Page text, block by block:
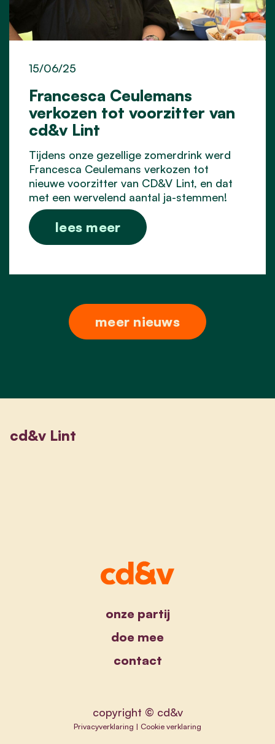
Francesca Ceulemans
verkozen tot voorzitter van
cd&v Lint
15/06/25
Tijdens onze gezellige zomerdrink werd
Francesca Ceulemans verkozen tot
nieuwe voorzitter van CD&V Lint, en dat
met een wervelend aantal ja-stemmen!
lees meer
meer nieuws
cd&v Lint
onze partij
doe mee
contact
copyright © cd&v
Privacyverklaring | Cookie verklaring